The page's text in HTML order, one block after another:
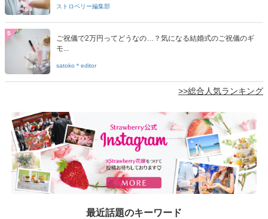
ストロベリー編集部
5
ご祝儀で2万円ってどうなの…？気になる結婚式のご祝儀のギ
モ...
satoko＊editor
>>総合人気ランキング
最近話題のキーワード